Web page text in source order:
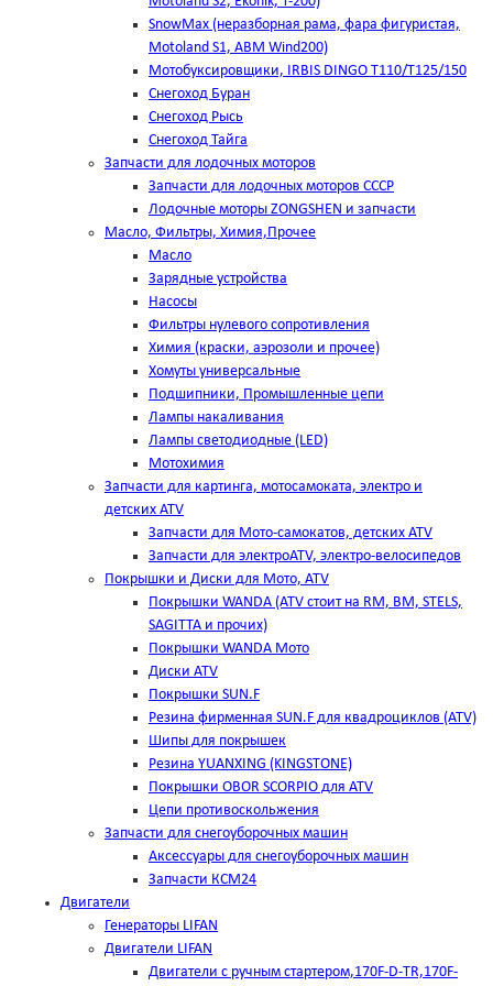
SnowMax (неразборная рама, фара фигуристая,
Motoland S1, ABM Wind200)
Мотобуксировщики, IRBIS DINGO Т110/Т125/150
Снегоход Буран
Снегоход Рысь
Снегоход Тайга
Запчасти для лодочных моторов
Запчасти для лодочных моторов СССР
Лодочные моторы ZONGSHEN и запчасти
Масло, Фильтры, Химия,Прочее
Масло
Зарядные устройства
Насосы
Фильтры нулевого сопротивления
Химия (краски, аэрозоли и прочее)
Хомуты универсальные
Подшипники, Промышленные цепи
Лампы накаливания
Лампы светодиодные (LED)
Мотохимия
Запчасти для картинга, мотосамоката, электро и
детских ATV
Запчасти для Мото-самокатов, детских ATV
Запчасти для электроATV, электро-велосипедов
Покрышки и Диски для Мото, ATV
Покрышки WANDA (АТV стоит на RM, BM, STELS,
SAGITTA и прочих)
Покрышки WANDA Мото
Диски ATV
Покрышки SUN.F
Резина фирменная SUN.F для квадроциклов (АТV)
Шипы для покрышек
Резина YUANXING (KINGSTONE)
Покрышки OBOR SCORPIO для ATV
Цепи противоскольжения
Запчасти для снегоуборочных машин
Аксессуары для снегоуборочных машин
Запчасти КСМ24
Двигатели
Генераторы LIFAN
Двигатели LIFAN
Двигатели с ручным стартером,170F-D-TR,170F-